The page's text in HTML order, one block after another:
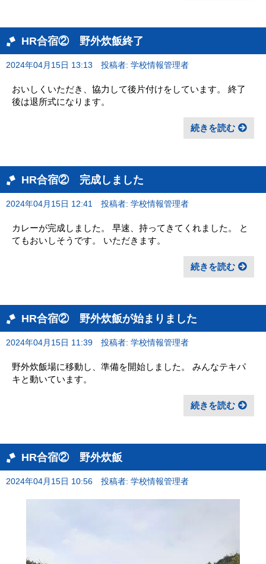
HR合宿② 野外炊飯終了
2024年04月15日 13:13 投稿者: 学校情報管理者
おいしくいただき、協力して後片付けをしています。 終了
後は退所式になります。
続きを読む
HR合宿② 完成しました
2024年04月15日 12:41 投稿者: 学校情報管理者
カレーが完成しました。 早速、持ってきてくれました。 と
てもおいしそうです。 いただきます。
続きを読む
HR合宿② 野外炊飯が始まりました
2024年04月15日 11:39 投稿者: 学校情報管理者
野外炊飯場に移動し、準備を開始しました。 みんなテキパ
キと動いています。
続きを読む
HR合宿② 野外炊飯
2024年04月15日 10:56 投稿者: 学校情報管理者